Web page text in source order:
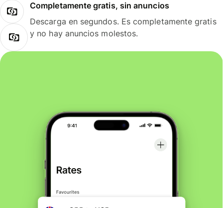
Completamente gratis, sin anuncios
Descarga en segundos. Es completamente gratis
y no hay anuncios molestos.